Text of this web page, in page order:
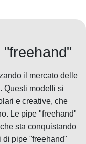
il mercato delle
Questi modelli si
e creative, che
Le pipe "freehand"
sta conquistando
di pipe "freehand"